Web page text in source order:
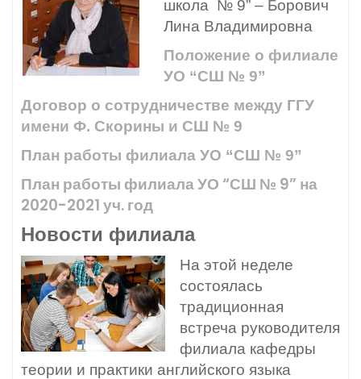
школа № 9” – Борович
Лина Владимировна
Положение о филиале
УО “СШ № 9”
Договор о сотрудничестве между ГГУ
имени Ф. Скорины и СШ № 9
План работы филиала УО “СШ № 9”
План работы филиала УО “СШ № 9” на
2020-2021 уч. год
Новости филиала
На этой неделе
состоялась
традиционная
встреча руководителя
филиала кафедры
теории и практики английского языка